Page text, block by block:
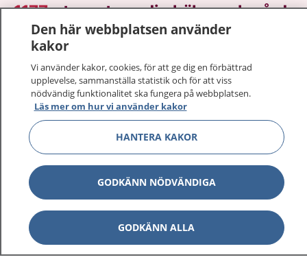
1177–tryggt om din hälsa och vård
På 1177.se får du råd om hälsa och information om
sjukdomar och vilka mottagningar du kan kontakta.
Logga in för att läsa din journal och göra dina
vårdärenden. Ring telefonnummer 1177 för
sjukvårdsrådgivning dygnet runt.
1177 ger dig råd när du vill må bättre.
1177 på flera språk Visa
Om 1177 Visa
Den här webbplatsen använder
kakor
Vi använder kakor, cookies, för att ge dig en förbättrad
upplevelse, sammanställa statistik och för att viss
nödvändig funktionalitet ska fungera på webbplatsen.
Läs mer om hur vi använder kakor
HANTERA KAKOR
GODKÄNN NÖDVÄNDIGA
GODKÄNN ALLA